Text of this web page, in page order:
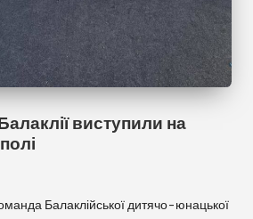
виступили на
Балаклійської дитячо-юнацької
☀ 🌙